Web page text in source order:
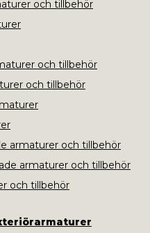
och tillbehör
och tillbehör
och tillbehör
armaturer och tillbehör
armaturer och tillbehör
och tillbehör